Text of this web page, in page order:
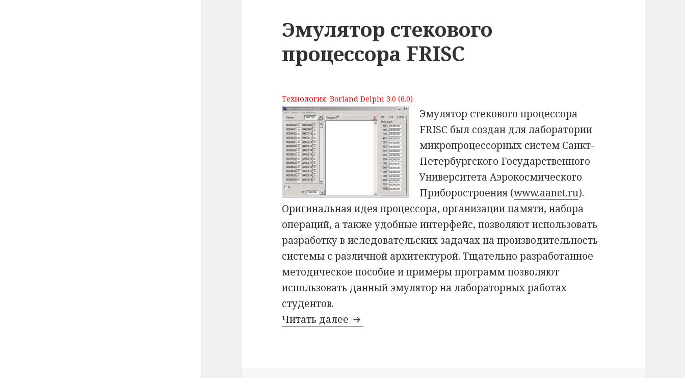
Эмулятор стекового
процессора FRISC
Технология: Borland Delphi 3.0 (6.0)
Эмулятор стекового процессора
FRISC был создан для лаборатории
микропроцессорных систем Санкт-
Петербургского Государственного
Университета Аэрокосмического
Приборостроения (www.aanet.ru).
Оригинальная идея процессора, организации памяти, набора
операций, а также удобные интерфейс, позволяют использовать
разработку в иследовательских задачах на производительность
системы с различной архитектурой. Тщательно разработанное
методическое пособие и примеры программ позволяют
использовать данный эмулятор на лабораторных работах
студентов.
Читать далее Эмулятор стекового процессора FRISC